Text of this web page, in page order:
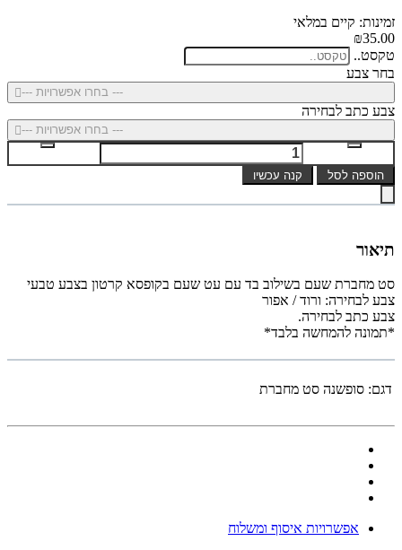
זמינות: קיים במלאי
₪35.00
טקסט..
בחר צבע
--- בחרו אפשרויות ---
צבע כתב לבחירה
--- בחרו אפשרויות ---
הוספה לסל קנה עכשיו
תיאור
סט מחברת שעם בשילוב בד עם עט שעם בקופסא קרטון בצבע טבעי
צבע לבחירה: ורוד / אפור
צבע כתב לבחירה.
*תמונה להמחשה בלבד*
דגם: סופשנה סט מחברת
אפשרויות איסוף ומשלוח